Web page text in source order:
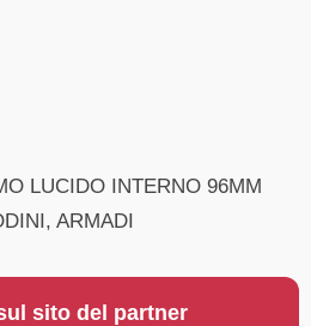
LUCIDO INTERNO 96MM
ARMADI
sito del partner